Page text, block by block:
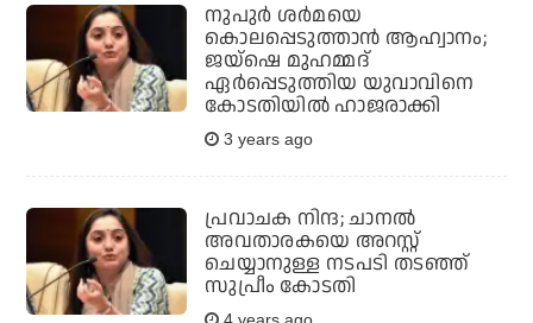
നുപുര്‍ ശര്‍മയെ
കൊലപ്പെടുത്താന്‍ ആഹ്വാനം;
ജയ്‌ഷെ മുഹമ്മദ്
ഏര്‍പ്പെടുത്തിയ യുവാവിനെ
കോടതിയില്‍ ഹാജരാക്കി
3 years ago
പ്രവാചക നിന്ദ; ചാനല്‍
അവതാരകയെ അറസ്റ്റ്
ചെയ്യാനുള്ള നടപടി തടഞ്ഞ്
സുപ്രീം കോടതി